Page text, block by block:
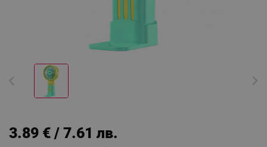
3.89 € / 7.61 лв.